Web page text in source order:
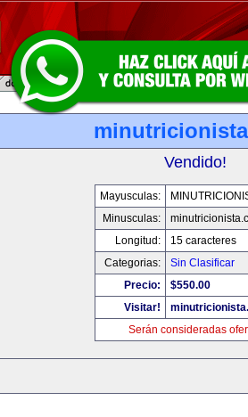
Vendido!
Mayusculas:
Minusculas:
Longitud:
15 caracteres
Categorias:
Sin Clasificar
Precio:
$550.00
Visitar!
Serán consideradas